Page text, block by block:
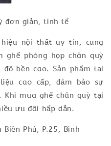
đơn giản, tinh tế
nội thất uy tín, cung
ghế phòng họp chân quỳ
bền cao. Sản phẩm tại
cao cấp, đảm bảo sự
mua ghế chân quỳ tại
ưu đãi hấp dẫn.
Phủ, P.25, Bình